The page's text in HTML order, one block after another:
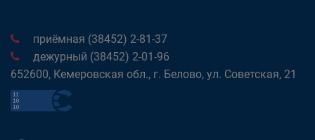
приёмная (38452) 2-81-37
дежурный (38452) 2-01-96
652600, Кемеровская обл., г. Белово, ул. Советская, 21